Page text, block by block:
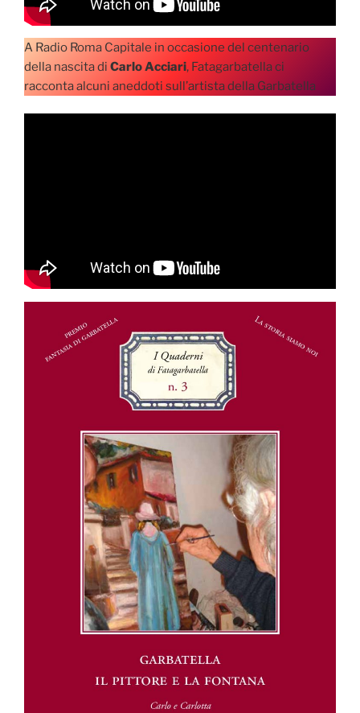
A Radio Roma Capitale in occasione del centenario
della nascita di Carlo Acciari, Fatagarbatella ci
racconta alcuni aneddoti sull’artista della Garbatella